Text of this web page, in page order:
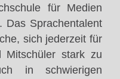
für Medien
Das Sprachentalent
sich jederzeit für
Mitschüler stark zu
in schwierigen